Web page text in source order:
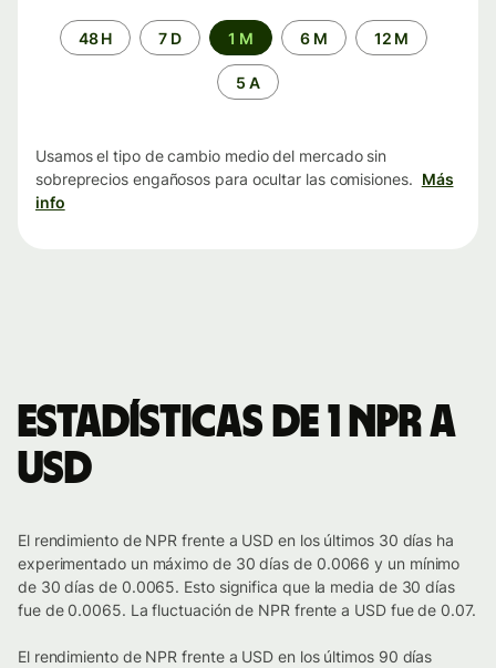
Periodo48 H 7 D 1 M 6 M 12 M
5 A
Usamos el tipo de cambio medio del mercado sin
sobreprecios engañosos para ocultar las comisiones. Más
info
Estadísticas de 1 NPR a
USD
El rendimiento de NPR frente a USD en los últimos 30 días ha
experimentado un máximo de 30 días de 0.0066 y un mínimo
de 30 días de 0.0065. Esto significa que la media de 30 días
fue de 0.0065. La fluctuación de NPR frente a USD fue de 0.07.
El rendimiento de NPR frente a USD en los últimos 90 días